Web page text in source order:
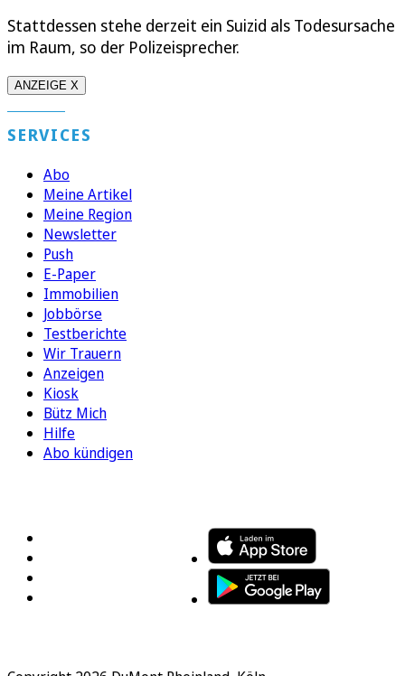
Stattdessen stehe derzeit ein Suizid als Todesursache
im Raum, so der Polizeisprecher.
ANZEIGE X
SERVICES
Abo
Meine Artikel
Meine Region
Newsletter
Push
E-Paper
Immobilien
Jobbörse
Testberichte
Wir Trauern
Anzeigen
Kiosk
Bütz Mich
Hilfe
Abo kündigen